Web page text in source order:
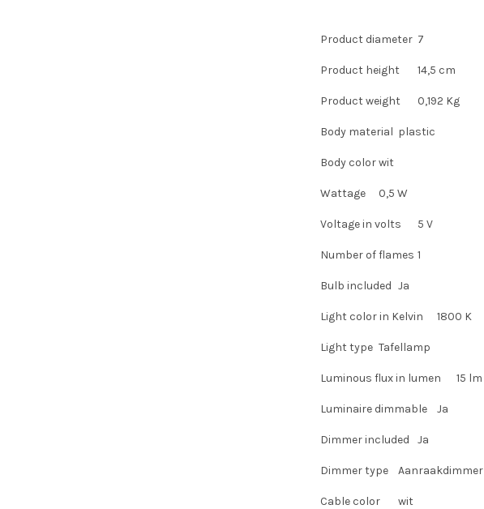
Product diameter 7
Product height 14,5 cm
Product weight 0,192 Kg
Body material plastic
Body color wit
Wattage 0,5 W
Voltage in volts 5 V
Number of flames 1
Bulb included Ja
Light color in Kelvin 1800 K
Light type Tafellamp
Luminous flux in lumen 15 lm
Luminaire dimmable Ja
Dimmer included Ja
Dimmer type Aanraakdimmer
Cable color wit